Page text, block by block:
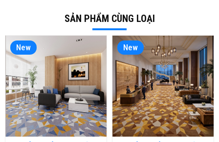
SẢN PHẨM CÙNG LOẠI
New New